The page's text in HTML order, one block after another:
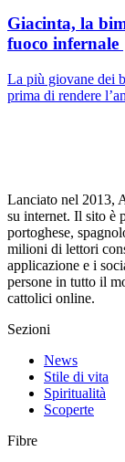
Giacinta, la
fuoco infernale
La più giovane dei
prima di rendere
Lanciato nel 2013,
su internet. Il sito è
portoghese,
milioni di lettori
applicazione e i
persone in tutto il
cattolici online.
Sezioni
News
Stile di vita
Spiritualità
Scoperte
Fibre